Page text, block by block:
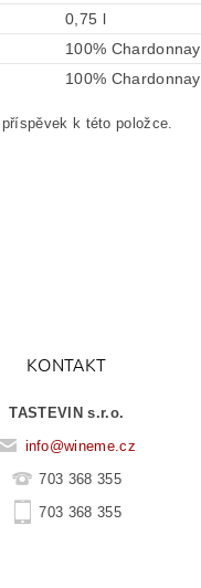
0,75 l
100% Chardonnay
100% Chardonnay
k této položce.
KONTAKT
TASTEVIN s.r.o.
info@wineme.cz
703 368 355
703 368 355